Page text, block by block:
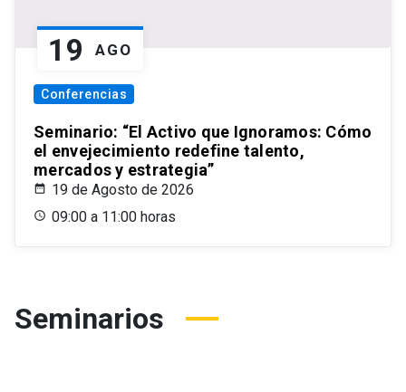
19 AGO
Conferencias
Seminario: “El Activo que Ignoramos: Cómo
el envejecimiento redefine talento,
mercados y estrategia”
19 de Agosto de 2026
09:00 a 11:00 horas
Seminarios